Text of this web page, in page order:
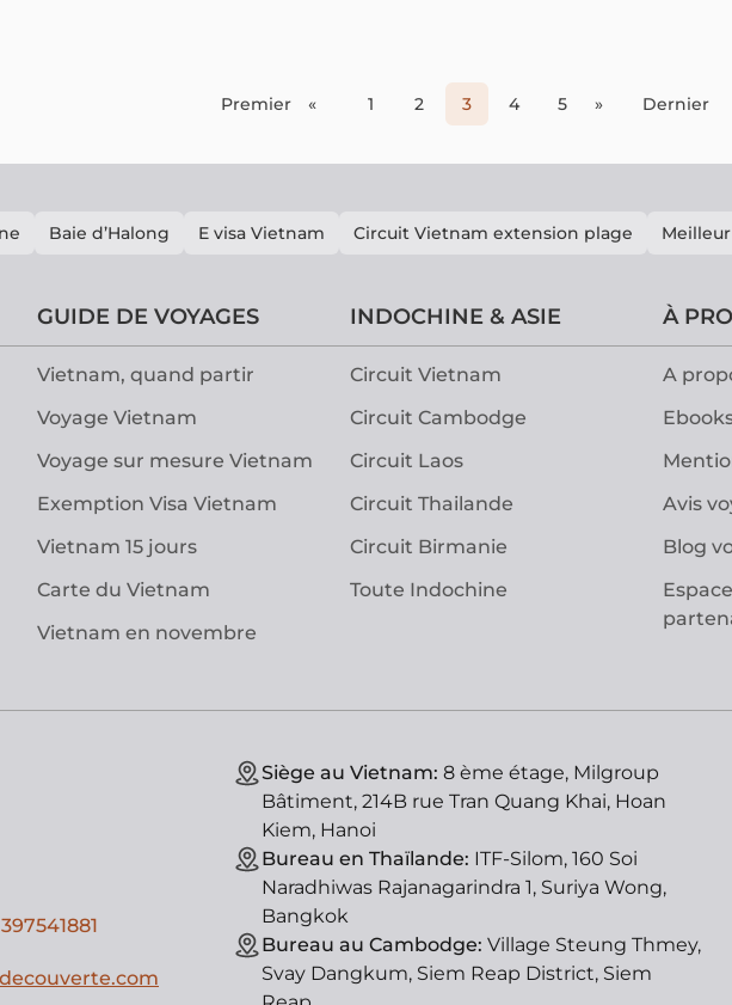
Premier « 1 2 3 4 5 » Dernier
Baie d’Halong E visa Vietnam Circuit Vietnam extension plage
GUIDE DE VOYAGES
Vietnam, quand partir
Voyage Vietnam
Voyage sur mesure Vietnam
Exemption Visa Vietnam
Vietnam 15 jours
Carte du Vietnam
Vietnam en novembre
INDOCHINE & ASIE
Circuit Vietnam
Circuit Cambodge
Circuit Laos
Circuit Thailande
Circuit Birmanie
Toute Indochine
À
A
Avis
Blog
Siège au Vietnam: 8 ème étage, Milgroup
Bâtiment, 214B rue Tran Quang Khai, Hoan
Kiem, Hanoi
Bureau en Thaïlande: ITF-Silom, 160 Soi
Naradhiwas Rajanagarindra 1, Suriya Wong,
Bangkok
Bureau au Cambodge: Village Steung Thmey,
Svay Dangkum, Siem Reap District, Siem